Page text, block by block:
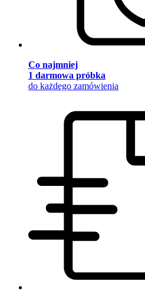
Co najmniej
1 darmowa próbka
do każdego zamówienia